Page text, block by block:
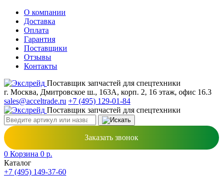
О компании
Доставка
Оплата
Гарантия
Поставщики
Отзывы
Контакты
Поставщик запчастей для спецтехники
г. Москва, Дмитровское ш., 163А, корп. 2, 16 этаж, офис 16.3
sales@acceltrade.ru +7 (495) 129-01-84
Поставщик запчастей для спецтехники
Заказать звонок
0 Корзина 0 р.
Каталог
+7 (495) 149-37-60